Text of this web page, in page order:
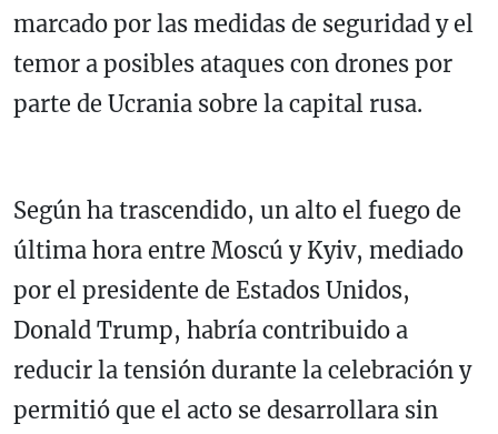
marcado por las medidas de seguridad y el
temor a posibles ataques con drones por
parte de Ucrania sobre la capital rusa.
Según ha trascendido, un alto el fuego de
última hora entre Moscú y Kyiv, mediado
por el presidente de Estados Unidos,
Donald Trump, habría contribuido a
reducir la tensión durante la celebración y
permitió que el acto se desarrollara sin